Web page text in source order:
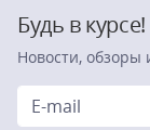
Будь в курсе!
Новости, обзоры